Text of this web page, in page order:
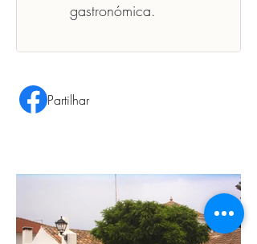
gastronómica.
Partilhar